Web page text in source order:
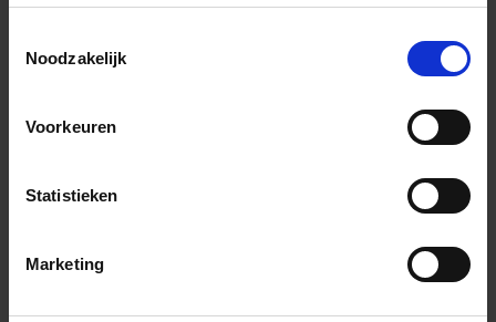
Noodzakelijk
Voorkeuren
Statistieken
Marketing
Algemene informatie
Foto’s ({{photos.length}})